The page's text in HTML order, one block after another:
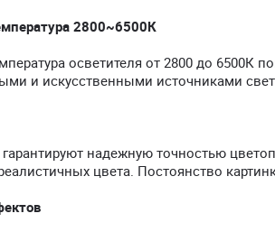
2800~6500К
осветителя от 2800 до
и искусственными источниками
надежную точностью
цвета. Постоянство